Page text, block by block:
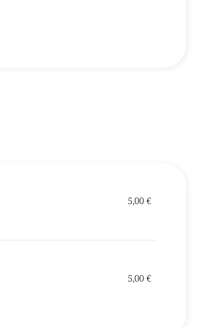
5,00 €
5,00 €